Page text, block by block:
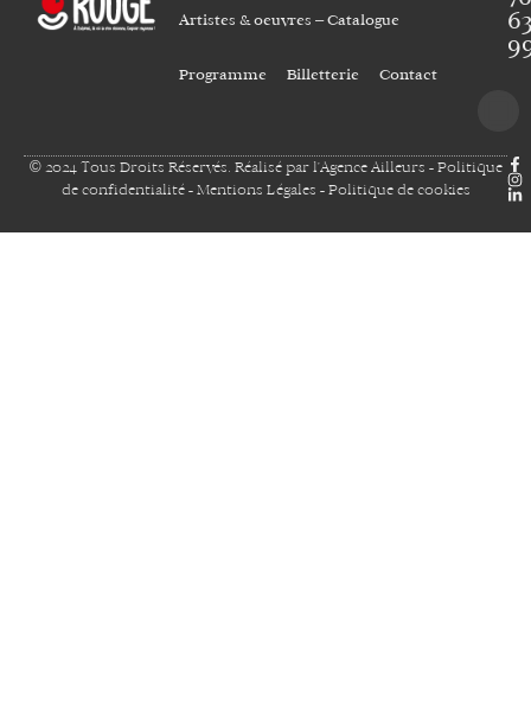
Artistes & oeuvres – Catalogue
Programme Billetterie Contact
© 2024 Tous Droits Réservés. Réalisé parl'Agence Ailleurs -Politique
de confidentialité-Mentions Légales -Politique de cookies